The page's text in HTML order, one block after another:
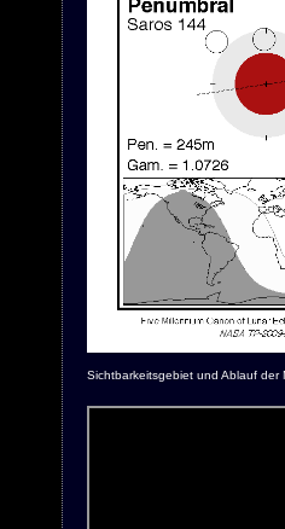
Sichtbarkeitsgebiet und Ablauf der